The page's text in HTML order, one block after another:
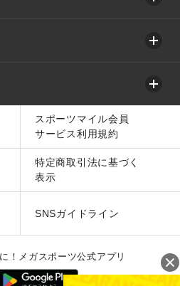
スポーツマイル会員
サービス利用規約
特定商取引法に基づく
表示
SNSガイドライン
！メガスポーツ公式アプリ